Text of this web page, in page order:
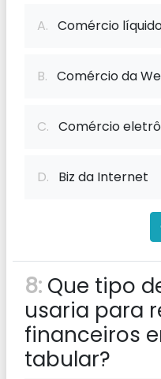
A. Comércio
B. Comércio da
C. Comércio
D. Biz da Internet
8: Que tipo
usaria para
financeiros
tabular?